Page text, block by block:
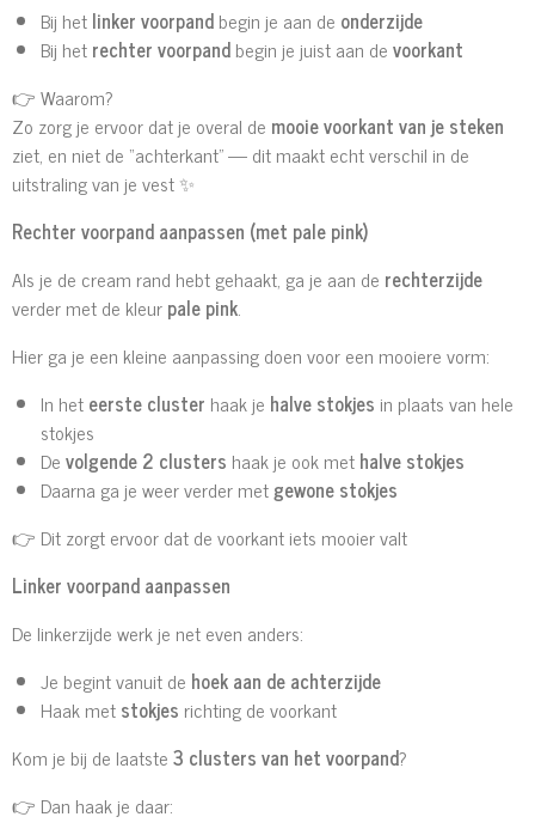
Bij hetlinker voorpandbegin je aan de onderzijde
Bij hetrechter voorpandbegin je juist aan devoorkant
👉 Waarom?
Zo zorg je ervoor dat je overal de mooie voorkant van je steken
ziet, en niet de “achterkant” — dit maakt echt verschil in de
uitstraling van je vest ✨
Rechter voorpand aanpassen (met pale pink)
Als je de cream rand hebt gehaakt, ga je aan de rechterzijde
verder met de kleurpale pink.
Hier ga je een kleine aanpassing doen voor een mooiere vorm:
In heteerste cluster haak je halve stokjes in plaats van hele
stokjes
Devolgende 2 clusters haak je ook methalve stokjes
Daarna ga je weer verder metgewone stokjes
👉 Dit zorgt ervoor dat de voorkant iets mooier valt
Linker voorpand aanpassen
De linkerzijde werk je net even anders:
Je begint vanuit de hoek aan de achterzijde
Haak metstokjes richting de voorkant
Kom je bij de laatste3 clusters van het voorpand?
👉 Dan haak je daar: